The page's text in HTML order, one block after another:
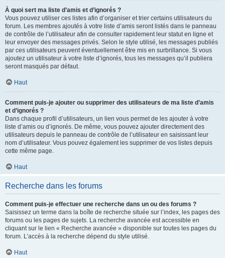
À quoi sert ma liste d’amis et d’ignorés ?
Vous pouvez utiliser ces listes afin d’organiser et trier certains utilisateurs du
forum. Les membres ajoutés à votre liste d’amis seront listés dans le panneau
de contrôle de l’utilisateur afin de consulter rapidement leur statut en ligne et
leur envoyer des messages privés. Selon le style utilisé, les messages publiés
par ces utilisateurs peuvent éventuellement être mis en surbrillance. Si vous
ajoutez un utilisateur à votre liste d’ignorés, tous les messages qu’il publiera
seront masqués par défaut.
Haut
Comment puis-je ajouter ou supprimer des utilisateurs de ma liste d’amis
et d’ignorés ?
Dans chaque profil d’utilisateurs, un lien vous permet de les ajouter à votre
liste d’amis ou d’ignorés. De même, vous pouvez ajouter directement des
utilisateurs depuis le panneau de contrôle de l’utilisateur en saisissant leur
nom d’utilisateur. Vous pouvez également les supprimer de vos listes depuis
cette même page.
Haut
Recherche dans les forums
Comment puis-je effectuer une recherche dans un ou des forums ?
Saisissez un terme dans la boîte de recherche située sur l’index, les pages des
forums ou les pages de sujets. La recherche avancée est accessible en
cliquant sur le lien « Recherche avancée » disponible sur toutes les pages du
forum. L’accès à la recherche dépend du style utilisé.
Haut